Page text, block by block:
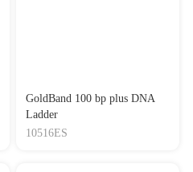
GoldBand 100 bp plus DNA
Ladder
10516ES